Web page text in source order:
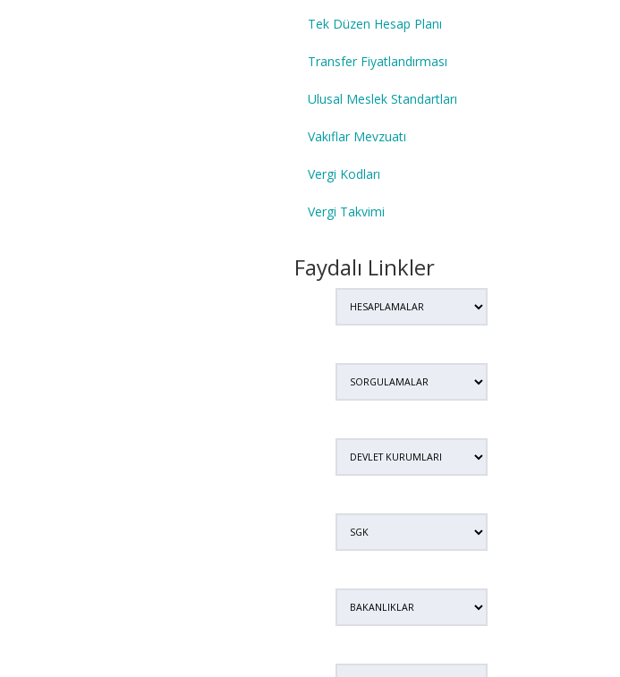
Tek Düzen Hesap Planı
Transfer Fiyatlandırması
Ulusal Meslek Standartları
Vakıflar Mevzuatı
Vergi Kodları
Vergi Takvimi
Faydalı Linkler